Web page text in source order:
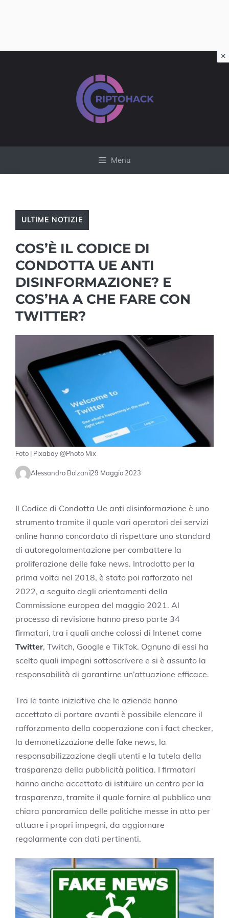
Menu
ULTIME NOTIZIE
COS’È IL CODICE DI
CONDOTTA UE ANTI
DISINFORMAZIONE? E
COS’HA A CHE FARE CON
TWITTER?
Foto | Pixabay @Photo Mix
Alessandro Bolzani29 Maggio 2023
Il Codice di Condotta Ue anti disinformazione è uno
strumento tramite il quale vari operatori dei servizi
online hanno concordato di rispettare uno standard
di autoregolamentazione per combattere la
proliferazione delle fake news. Introdotto per la
prima volta nel 2018, è stato poi rafforzato nel
2022, a seguito degli orientamenti della
Commissione europea del maggio 2021. Al
processo di revisione hanno preso parte 34
firmatari, tra i quali anche colossi di Intenet come
Twitter, Twitch, Google e TikTok. Ognuno di essi ha
scelto quali impegni sottoscrivere e si è assunto la
responsabilità di garantirne un’attuazione efficace.
Tra le tante iniziative che le aziende hanno
accettato di portare avanti è possibile elencare il
rafforzamento della cooperazione con i fact checker,
la demonetizzazione delle fake news, la
responsabilizzazione degli utenti e la tutela della
trasparenza della pubblicità politica. I firmatari
hanno anche accettato di istituire un centro per la
trasparenza, tramite il quale fornire al pubblico una
chiara panoramica delle politiche messe in atto per
attuare i propri impegni, da aggiornare
regolarmente con dati pertinenti.
×